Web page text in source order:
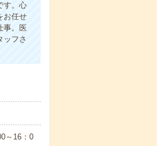
す。心
お任せ
事。医
ッフさ
～16：0